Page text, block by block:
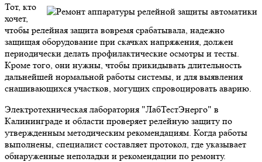
Тот, кто
хочет,
чтобы релейная защита вовремя срабатывала, надежно
защищая оборудование при скачках напряжения, должен
периодически делать профилактические осмотры и тесты.
Кроме того, они нужны, чтобы прикидывать длительность
дальнейшей нормальной работы системы, и для выявления
снашивающихся участков, могущих спровоцировать аварию.
Электротехническая лаборатория "ЛабТестЭнерго" в
Калининграде и области проверяет релейную защиту по
утвержденным методическим рекомендациям. Когда работы
выполнены, специалист составляет протокол, где указывает
обнаруженные неполадки и рекомендации по ремонту.